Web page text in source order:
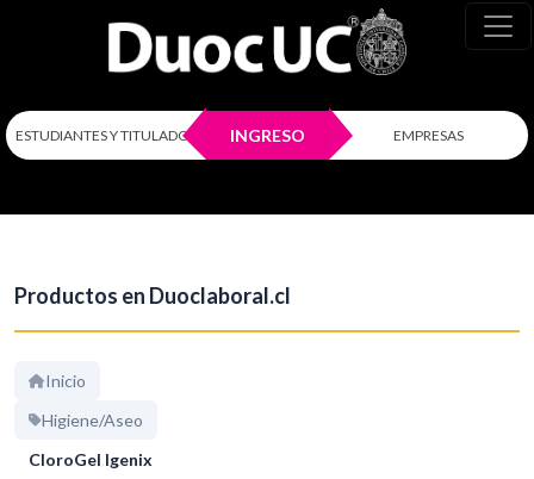
ESTUDIANTES Y TITULADOS INGRESO EMPRESAS
Productos en Duoclaboral.cl
Inicio
Higiene/Aseo
CloroGel Igenix